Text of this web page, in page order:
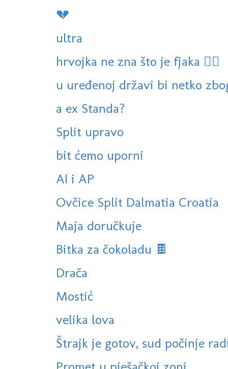
💔
ultra
hrvojka ne zna što je fjaka 🤷‍♀️
u uređenoj državi bi netko
a ex Standa?
Split upravo
bit ćemo uporni
AI i AP
Ovčice Split Dalmatia Croatia
Maja doručkuje
Bitka za čokoladu 🍫
Drača
Mostić
velika lova
Štrajk je gotov, sud počinje